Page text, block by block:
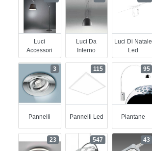
Luci
Accessori
Luci Da
Interno
Luci Di Natale
Led
Pannelli
3
Pannelli Led
115
Piantane
95
23 547 43